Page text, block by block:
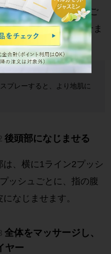
ないよう、1プッシュご
の腹で頭皮になじませま
プレーすると、より地肌に
後頭部になじませる
は、横に1ライン2プッシ
ッシュごとに、指の腹
になじませます。
全体をマッサージし、
ヤー